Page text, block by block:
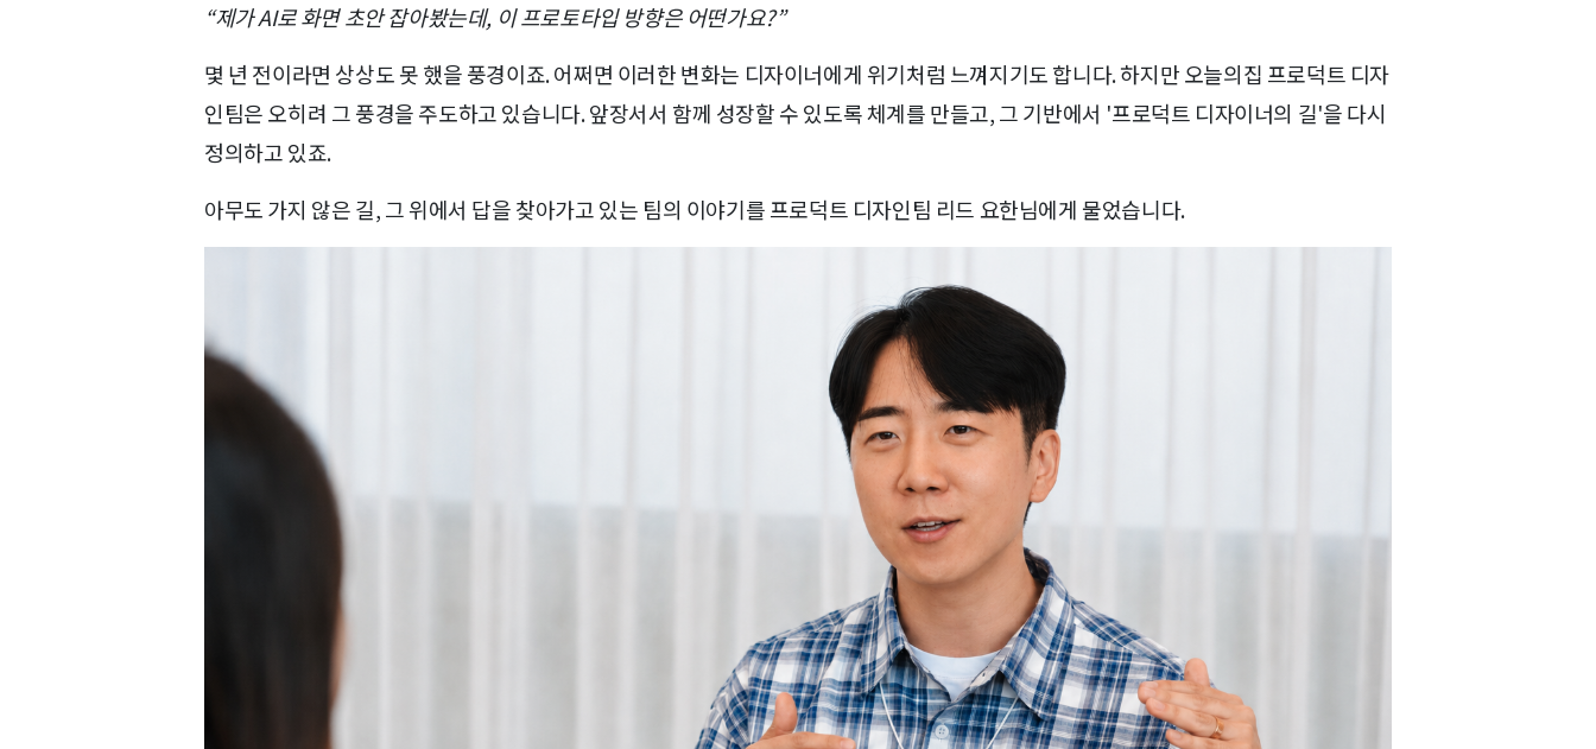
“제가 AI로 화면 초안 잡아봤는데, 이 프로토타입 방향은 어떤가요?”
몇 년 전이라면 상상도 못 했을 풍경이죠. 어쩌면 이러한 변화는 디자이너에게 위기처럼 느껴지기도 합니다. 하지만 오늘의집 프로덕트 디자
인팀은 오히려 그 풍경을 주도하고 있습니다. 앞장서서 함께 성장할 수 있도록 체계를 만들고, 그 기반에서 '프로덕트 디자이너의 길'을 다시
정의하고 있죠.
아무도 가지 않은 길, 그 위에서 답을 찾아가고 있는 팀의 이야기를 프로덕트 디자인팀 리드 요한님에게 물었습니다.